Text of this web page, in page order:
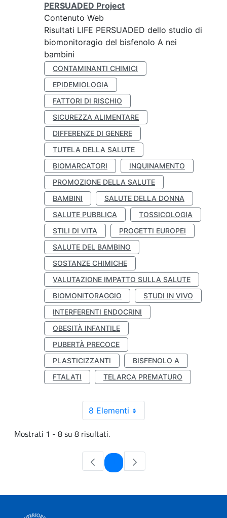
PERSUADED Project
Contenuto Web
Risultati LIFE PERSUADED dello studio di
biomonitoragio del bisfenolo A nei
bambini
CONTAMINANTI CHIMICI
EPIDEMIOLOGIA
FATTORI DI RISCHIO
SICUREZZA ALIMENTARE
DIFFERENZE DI GENERE
TUTELA DELLA SALUTE
BIOMARCATORI
INQUINAMENTO
PROMOZIONE DELLA SALUTE
BAMBINI
SALUTE DELLA DONNA
SALUTE PUBBLICA
TOSSICOLOGIA
STILI DI VITA
PROGETTI EUROPEI
SALUTE DEL BAMBINO
SOSTANZE CHIMICHE
VALUTAZIONE IMPATTO SULLA SALUTE
BIOMONITORAGGIO
STUDI IN VIVO
INTERFERENTI ENDOCRINI
OBESITÀ INFANTILE
PUBERTÀ PRECOCE
PLASTICIZZANTI
BISFENOLO A
FTALATI
TELARCA PREMATURO
8 Elementi
Mostrati 1 - 8 su 8 risultati.
Pagina